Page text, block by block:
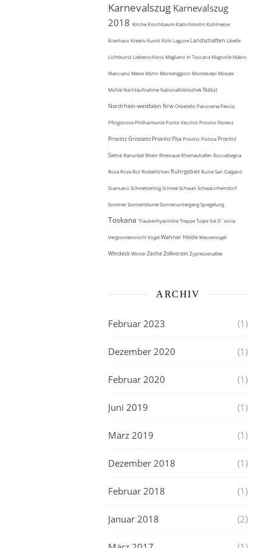
Karnevalszug Karnevalszug
2018 KircheKirschbaumKlatschmohnKohlmeise
KranhausKreativKunstKölnLagune Landschaften Libelle
LichtkunstLiebesschlossMagliano In ToscanaMagnolieMakro
MancianoMeiseMohnMonteriggioniMontesiepiMosaik
MühleNachtaufnahmeNationalbibliothek Natur
Nordrhein-westfalen NrwOrbetelloPanoramaPescia
PfingstrosePhilharmoniePonte VecchioProvinz Florenz
Provinz Grosseto Provinz PisaProvinz Pistoia Provinz
SienaRanunkelRheinRheinaueRheinauhafenRoccalbegna
RosaRoseRotRotkehlchen RuhrgebietRuineSan Galgano
ScansanoSchmetterlingSchneeSchwanSchwarzrheindorf
SommerSonnenblumeSonnenuntergangSpiegelung
Toskana TraubenhyazintheTreppeTulpeVal D´orcia
VergissmeinnichtVogelWahner HeideWasservogel
WindeckWinterZeche Zollverein Zypressenallee
ARCHIV
Februar 2023 (1)
Dezember 2020 (1)
Februar 2020 (1)
Juni 2019 (1)
März 2019 (1)
Dezember 2018 (1)
Februar 2018 (1)
Januar 2018 (2)